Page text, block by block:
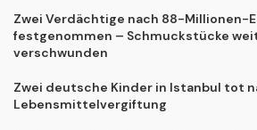
Zwei Verdächtige nach 88-Millionen-
festgenommen – Schmuckstücke
verschwunden
Zwei deutsche Kinder in Istanbul tot
Lebensmittelvergiftung